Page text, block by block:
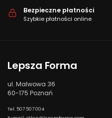
Bezpieczne płatności
Szybkie płatności online
Lepsza Forma
ul. Malwowa 36
60-175 Poznań
Tel. 507 507 004